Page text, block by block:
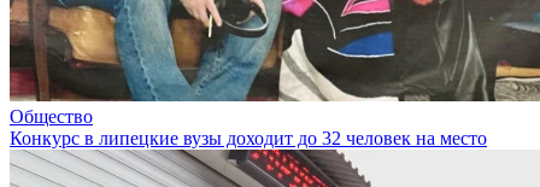
Общество
Конкурс в липецкие вузы доходит до 32 человек на место